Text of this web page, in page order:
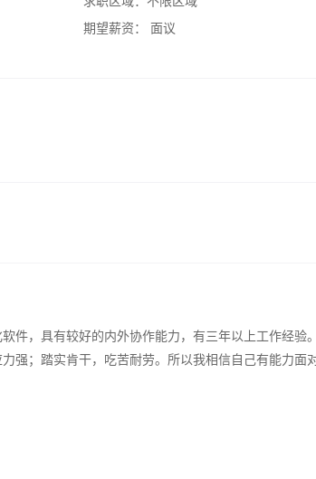
期望薪资：
面议
件，具有较好的内外协作能力，有三年以上工作经验
强；踏实肯干，吃苦耐劳。所以我相信自己有能力面